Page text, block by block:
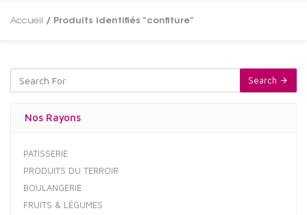
Accueil / Produits identifiés “confiture”
Search
Nos Rayons
PATISSERIE
PRODUITS DU TERROIR
BOULANGERIE
FRUITS & LÉGUMES